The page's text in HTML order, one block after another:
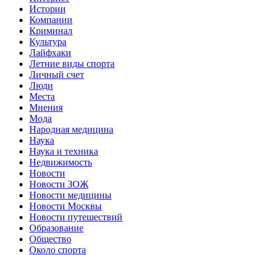
Истории
Компании
Криминал
Культура
Лайфхаки
Летние виды спорта
Личный счет
Люди
Места
Мнения
Мода
Народная медицина
Наука
Наука и техника
Недвижимость
Новости
Новости ЗОЖ
Новости медицины
Новости Москвы
Новости путешествий
Образование
Общество
Около спорта